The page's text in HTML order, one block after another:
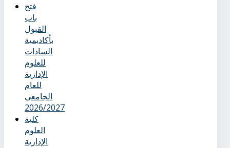
فتح
باب
القبول
بأكاديمية
السادات
للعلوم
الإدارية
للعام
الجامعي
2026/2027
كلية
العلوم
الإدارية